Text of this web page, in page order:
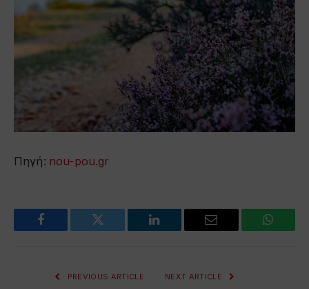
Πηγή: nou-pou.gr
Facebook Twitter LinkedIn Email
PREVIOUS ARTICLE NEXT ARTICLE